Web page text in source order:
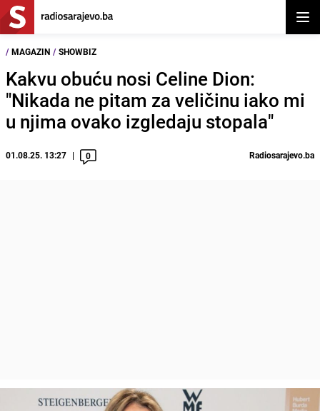
/ MAGAZIN / SHOWBIZ
Kakvu obuću nosi Celine Dion:
"Nikada ne pitam za veličinu iako mi
u njima ovako izgledaju stopala"
01.08.25. 13:27 0 Radiosarajevo.ba